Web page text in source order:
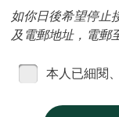
如你日後希望停止
及電郵地址，電郵
本人已細閱